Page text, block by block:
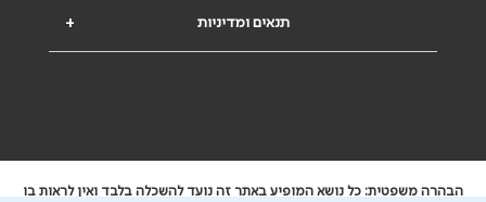
+ תנאים ומדיניות
הבהרה משפטית: כל נושא המופיע באתר זה נועד להשכלה בלבד ואין לראות בו